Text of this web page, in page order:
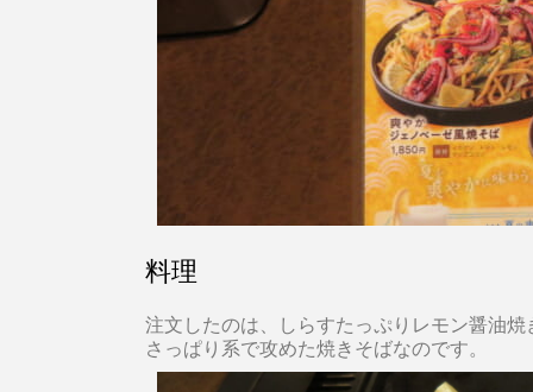
料理
注文したのは、しらすたっぷりレモン醤油焼
さっぱり系で攻めた焼きそばなのです。